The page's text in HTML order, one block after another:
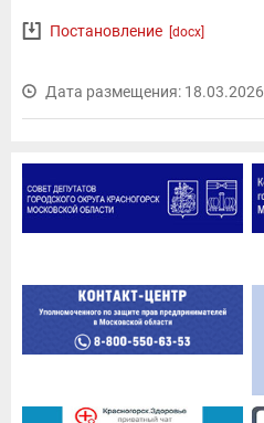
Постановление [docx]
Дата размещения: 18.03.2026